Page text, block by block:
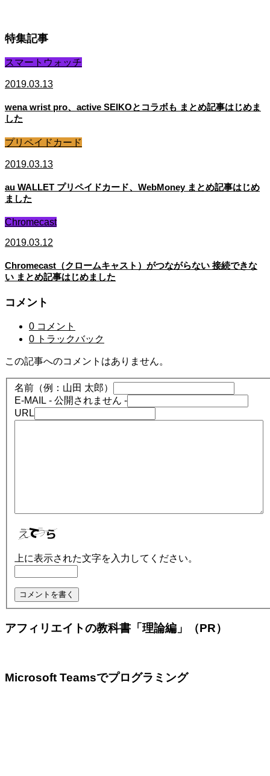
特集記事
スマートウォッチ
2019.03.13
wena wrist pro、active SEIKOとコラボも まとめ記事はじめま
した
プリペイドカード
2019.03.13
au WALLET プリペイドカード、WebMoney まとめ記事はじめ
ました
Chromecast
2019.03.12
Chromecast（クロームキャスト）がつながらない 接続できな
い まとめ記事はじめました
コメント
0 コメント
0 トラックバック
この記事へのコメントはありません。
名前（例：山田 太郎）
E-MAIL - 公開されません -
URL
上に表示された文字を入力してください。
アフィリエイトの教科書「理論編」（PR）
Microsoft Teamsでプログラミング